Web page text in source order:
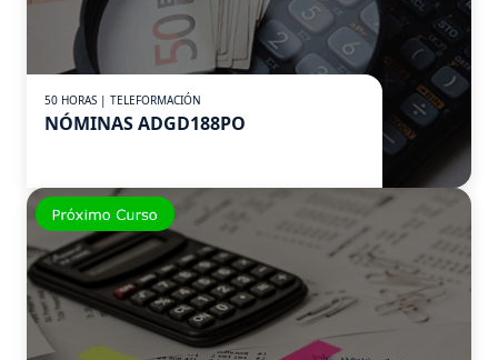
50 HORAS | TELEFORMACIÓN
NÓMINAS ADGD188PO